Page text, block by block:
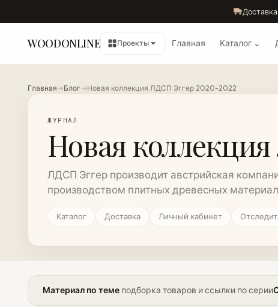
WOODONLINE Проекты Главная Каталог ⌄
Главная→Блог→Новая коллекция ЛДСП Эггер 2020-2022
ЖУРНАЛ
Новая
ЛДСП Эггер производит австрийская
производством плитных древесных
Каталог Доставка Личный кабинет
Материал по теме подборка товаров и ссылки по серии